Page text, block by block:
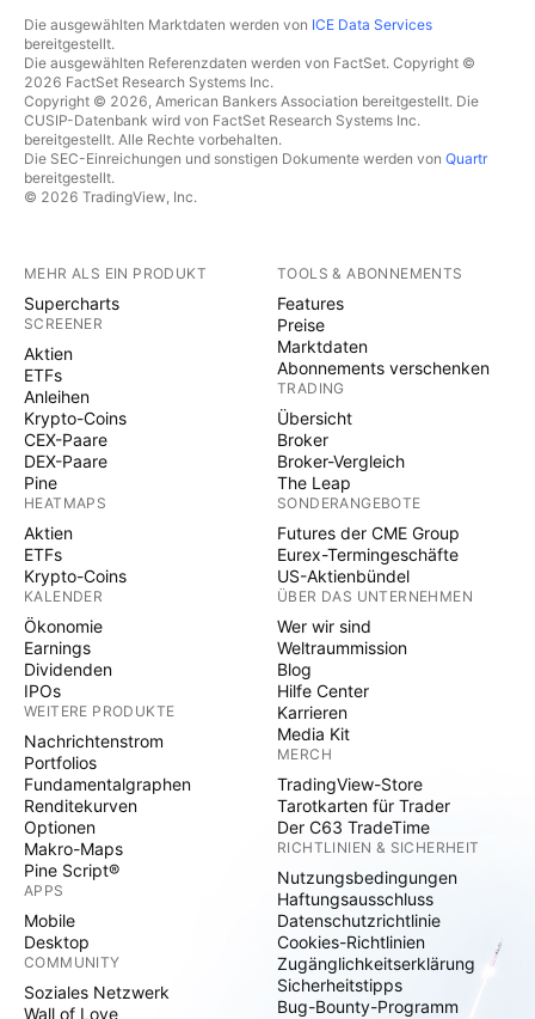
Die ausgewählten Marktdaten werden von ICE Data Services
bereitgestellt.
Die ausgewählten Referenzdaten werden von FactSet. Copyright ©
2026 FactSet Research Systems Inc.
Copyright © 2026, American Bankers Association bereitgestellt. Die
CUSIP-Datenbank wird von FactSet Research Systems Inc.
bereitgestellt. Alle Rechte vorbehalten.
Die SEC-Einreichungen und sonstigen Dokumente werden von Quartr
bereitgestellt.
© 2026 TradingView, Inc.
MEHR ALS EIN PRODUKT
Supercharts
SCREENER
Aktien
ETFs
Anleihen
Krypto-Coins
CEX-Paare
DEX-Paare
Pine
HEATMAPS
Aktien
ETFs
Krypto-Coins
KALENDER
Ökonomie
Earnings
Dividenden
IPOs
WEITERE PRODUKTE
Nachrichtenstrom
Portfolios
Fundamentalgraphen
Renditekurven
Optionen
Makro-Maps
Pine Script®
APPS
Mobile
Desktop
COMMUNITY
Soziales Netzwerk
Wall of Love
TOOLS & ABONNEMENTS
Features
Preise
Marktdaten
Abonnements verschenken
TRADING
Übersicht
Broker
Broker-Vergleich
The Leap
SONDERANGEBOTE
Futures der CME Group
Eurex-Termingeschäfte
US-Aktienbündel
ÜBER DAS UNTERNEHMEN
Wer wir sind
Weltraummission
Blog
Hilfe Center
Karrieren
Media Kit
MERCH
TradingView-Store
Tarotkarten für Trader
Der C63 TradeTime
RICHTLINIEN & SICHERHEIT
Nutzungsbedingungen
Haftungsausschluss
Datenschutzrichtlinie
Cookies-Richtlinien
Zugänglichkeitserklärung
Sicherheitstipps
Bug-Bounty-Programm